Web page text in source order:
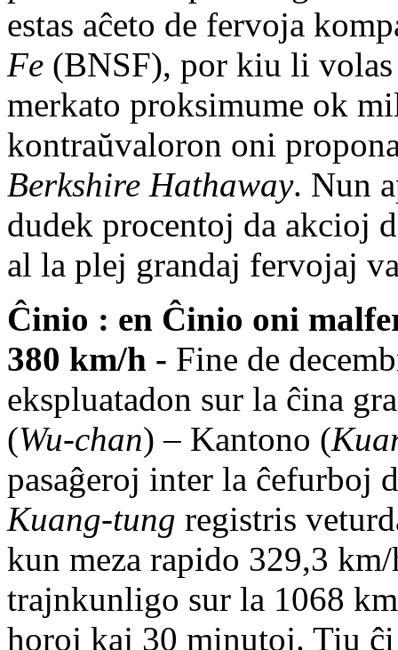
estas aĉeto de fervoja
Fe (BNSF), por kiu li
merkato proksimume ok
kontraŭvaloron oni
Berkshire Hathaway. Nun
dudek procentoj da akcioj
al la plej grandaj fervojaj
Ĉinio : en Ĉinio oni
380 km/h - Fine de
ekspluatadon sur la ĉina
(Wu-chan) – Kantono (
pasaĝeroj inter la ĉefurboj
Kuang-tung registris
kun meza rapido 329,3
trajnkunligo sur la 1068
horoj kaj 30 minutoj. Tiu